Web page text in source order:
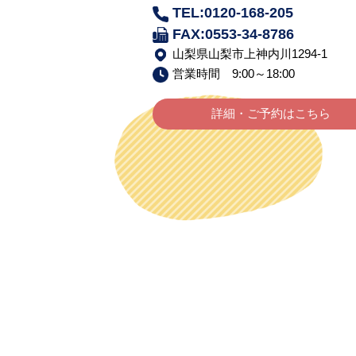
TEL:0120-168-205
FAX:0553-34-8786
山梨県山梨市上神内川1294-1
営業時間 9:00～18:00
詳細・ご予約はこちら